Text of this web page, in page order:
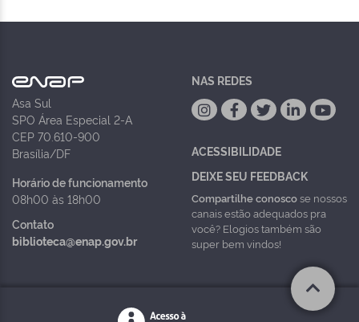
Asa Sul
SPO Área Especial 2-A
CEP 70.610-900
Brasília/DF
Horário de funcionamento
08h00 às 18h00
Contato
biblioteca@enap.gov.br
NAS REDES
ACESSIBILIDADE
DEIXE SEU FEEDBACK
Compartilhe conoscose nossos
canais estão adequados pra
você? Elogios também são
super bem vindos!